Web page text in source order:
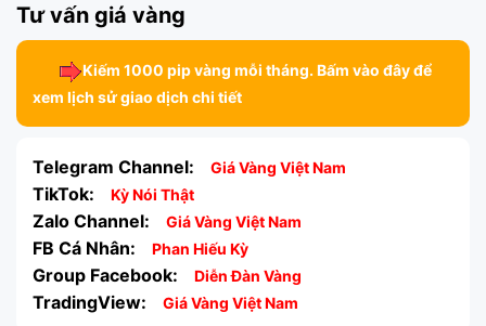
Tư vấn giá vàng
Kiếm 1000 pip vàng mỗi tháng. Bấm vào đây để
xem lịch sử giao dịch chi tiết
Telegram Channel: Giá Vàng Việt Nam
TikTok: Kỳ Nói Thật
Zalo Channel: Giá Vàng Việt Nam
FB Cá Nhân: Phan Hiếu Kỳ
Group Facebook: Diễn Đàn Vàng
TradingView: Giá Vàng Việt Nam